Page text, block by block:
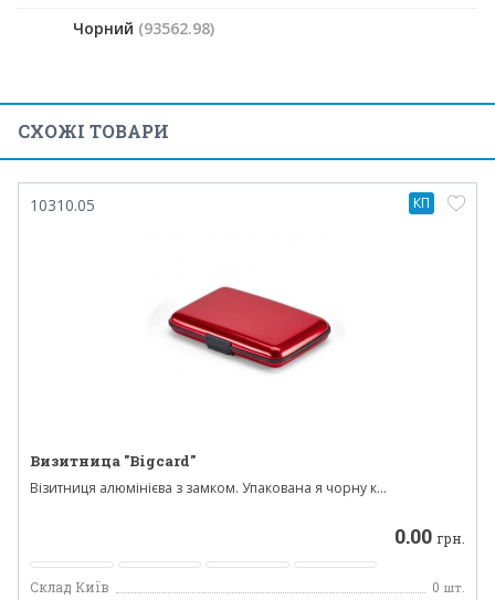
Чорний (93562.98)
СХОЖІ ТОВАРИ
10310.05
Визитница "Bigcard"
Візитниця алюмінієва з замком. Упакована я чорну к...
0.00 грн.
Склад Київ 0 шт.
КП